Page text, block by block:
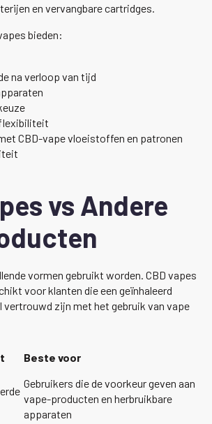
en vervangbare cartridges.
bieden:
na verloop van tijd
CBD-vape vloeistoffen en patronen
vs Andere
vormen gebruikt worden. CBD vapes
voor klanten die een geïnhaleerd
vertrouwd zijn met het gebruik van vape
Beste voor
Gebruikers die de voorkeur geven aan
vape-producten en herbruikbare
apparaten